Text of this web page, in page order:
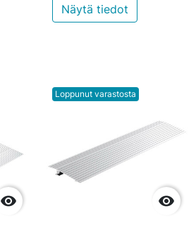
Näytä tiedot

Loppunut varastosta
